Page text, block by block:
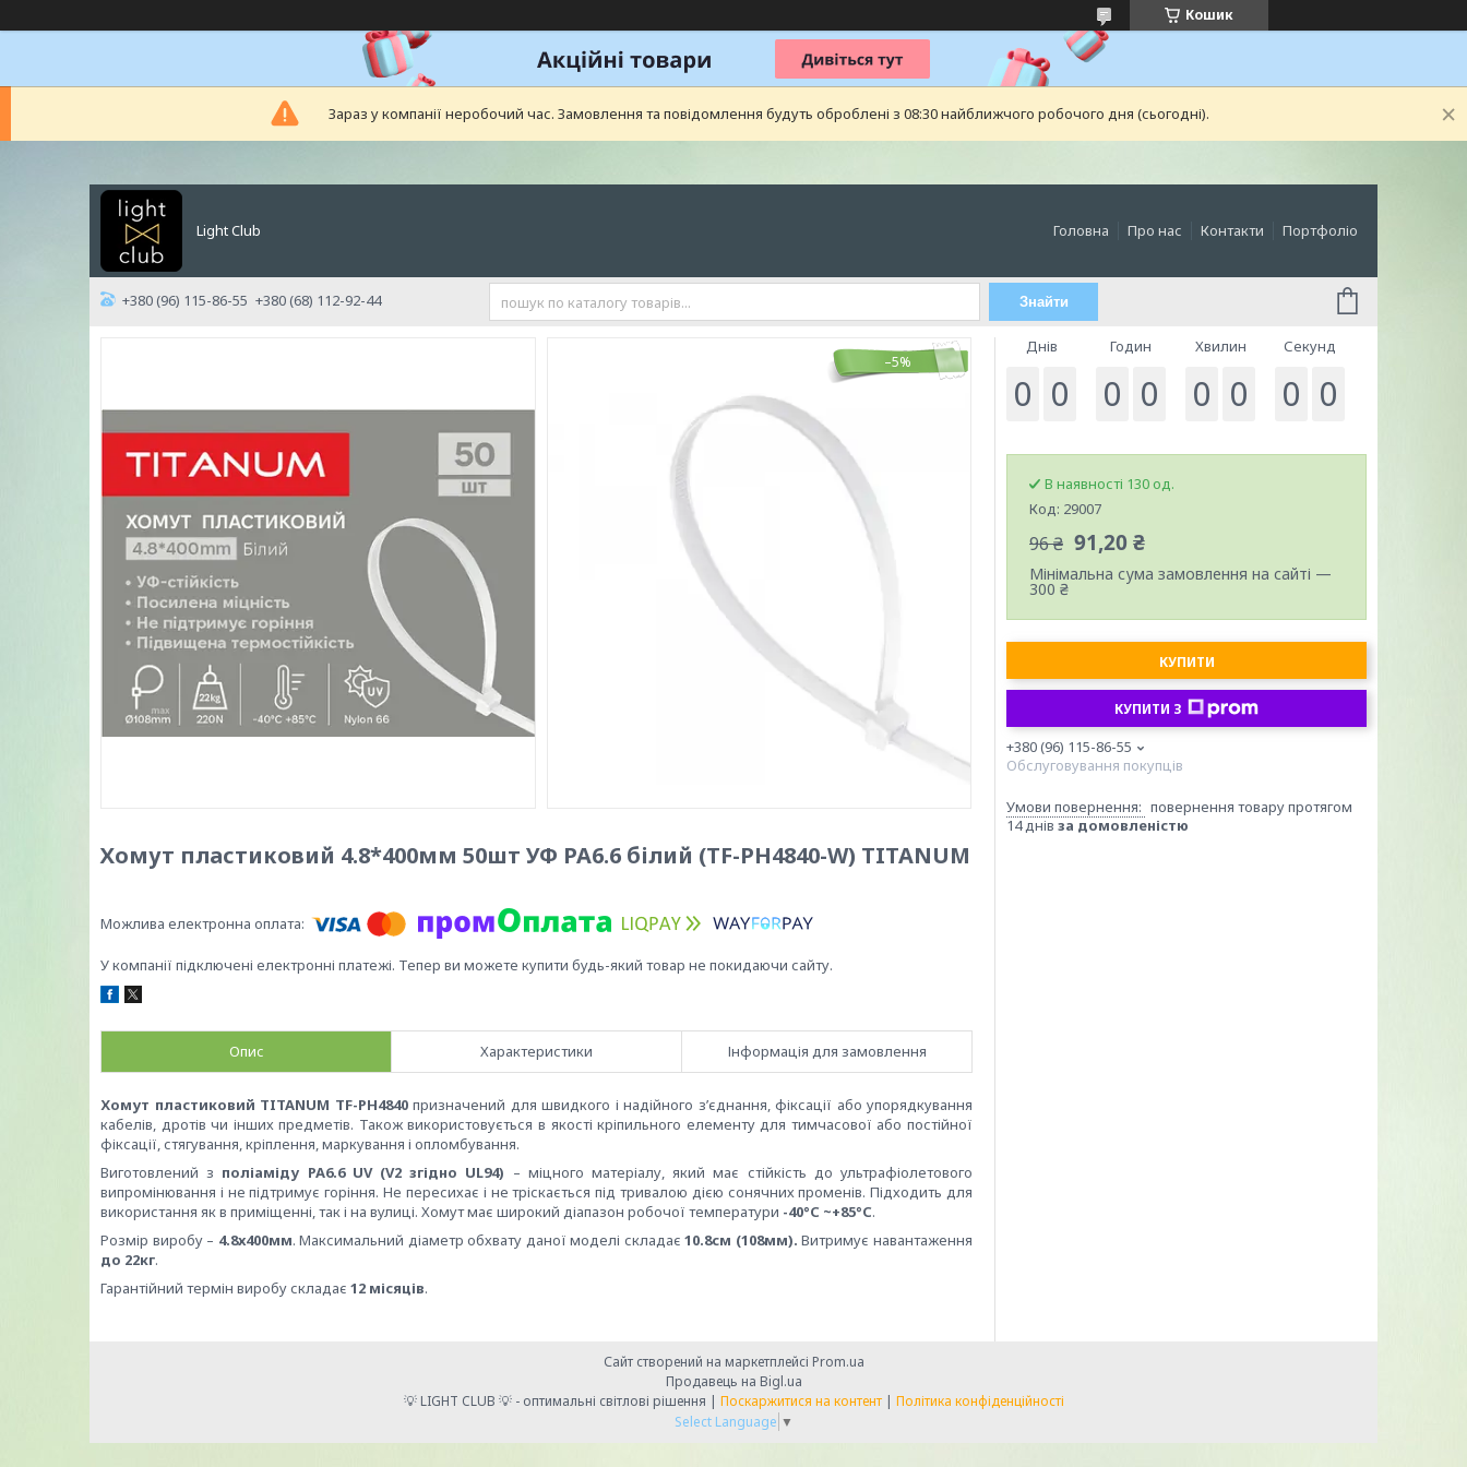
Кошик
Зараз у компанії неробочий час. Замовлення та повідомлення будуть оброблені з 08:30 найближчого робочого дня (сьогодні).
Light Club Головна Про нас Контакти Портфоліо
+380 (96) 115-86-55 +380 (68) 112-92-44 Знайти
–5%
Хомут пластиковий 4.8*400мм 50шт УФ PA6.6 білий (TF-PH4840-W) TITANUM
У компанії підключені електронні платежі. Тепер ви можете купити будь-який товар не покидаючи сайту.
Опис Характеристики Інформація для замовлення
Хомут пластиковий TITANUM TF-PH4840призначений для швидкого і надійного з’єднання, фіксації або упорядкування
кабелів, дротів чи інших предметів. Також використовується в якості кріпильного елементу для тимчасової або постійної
фіксації, стягування, кріплення, маркування і опломбування.
Виготовлений з поліаміду PA6.6 UV (V2 згідно UL94) – міцного матеріалу, який має стійкість до ультрафіолетового
випромінювання і не підтримує горіння. Не пересихає і не тріскається під тривалою дією сонячних променів. Підходить для
використання як в приміщенні, так і на вулиці. Хомут має широкий діапазон робочої температури -40°С ~+85°С.
Розмір виробу – 4.8х400мм. Максимальний діаметр обхвату даної моделі складає10.8см (108мм). Витримує навантаження
до 22кг.
Гарантійний термін виробу складає 12 місяців.
Днів
0 0
Годин
0 0
Хвилин
0 0
Секунд
0 0
В наявності 130 од.
Код: 29007
96 ₴ 91,20 ₴
Мінімальна сума замовлення на сайті —
300 ₴
КУПИТИ
КУПИТИ З
+380 (96) 115-86-55
Обслуговування покупців
повернення товару протягом
14 днів за домовленістю
Сайт створений на маркетплейсі Prom.ua
Продавець на Bigl.ua
💡 LIGHT CLUB 💡 - оптимальні світлові рішення | Поскаржитися на контент | Політика конфіденційності
Select Language ▼